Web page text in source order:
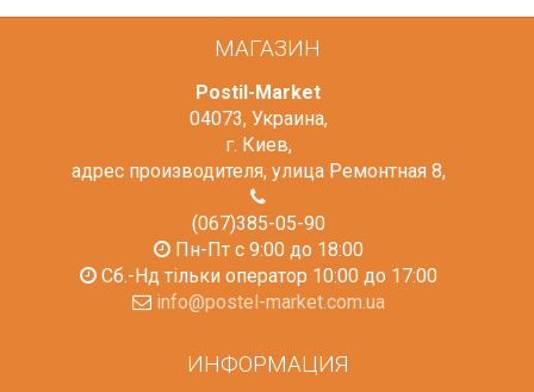
МАГАЗИН
Postil-Market
04073, Украина,
г. Киев,
адрес производителя, улица Ремонтная 8,
(067)385-05-90
Пн-Пт с 9:00 до 18:00
Сб.-Нд тільки оператор 10:00 до 17:00
info@postel-market.com.ua
ИНФОРМАЦИЯ